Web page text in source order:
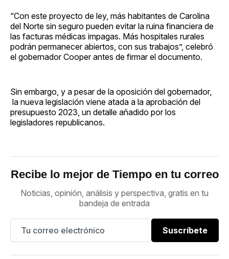
“Con este proyecto de ley, más habitantes de Carolina
del Norte sin seguro pueden evitar la ruina financiera de
las facturas médicas impagas. Más hospitales rurales
podrán permanecer abiertos, con sus trabajos”, celebró
el gobernador Cooper antes de firmar el documento.
Sin embargo, y a pesar de la oposición del gobernador,
la nueva legislación viene atada a la aprobación del
presupuesto 2023, un detalle añadido por los
legisladores republicanos.
Recibe lo mejor de Tiempo en tu correo
Noticias, opinión, análisis y perspectiva, gratis en tu
bandeja de entrada
Suscríbete